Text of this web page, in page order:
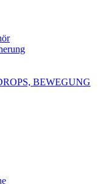
BEWEGUNG